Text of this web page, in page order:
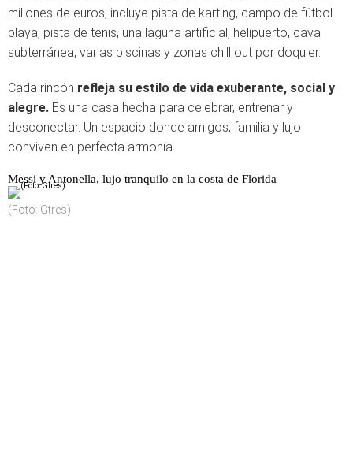
millones de euros, incluye pista de karting, campo de fútbol
playa, pista de tenis, una laguna artificial, helipuerto, cava
subterránea, varias piscinas y zonas chill out por doquier.
Cada rincón refleja su estilo de vida exuberante, social y
alegre. Es una casa hecha para celebrar, entrenar y
desconectar. Un espacio donde amigos, familia y lujo
conviven en perfecta armonía.
Messi y Antonella, lujo tranquilo en la costa de Florida
(Foto: Gtres)